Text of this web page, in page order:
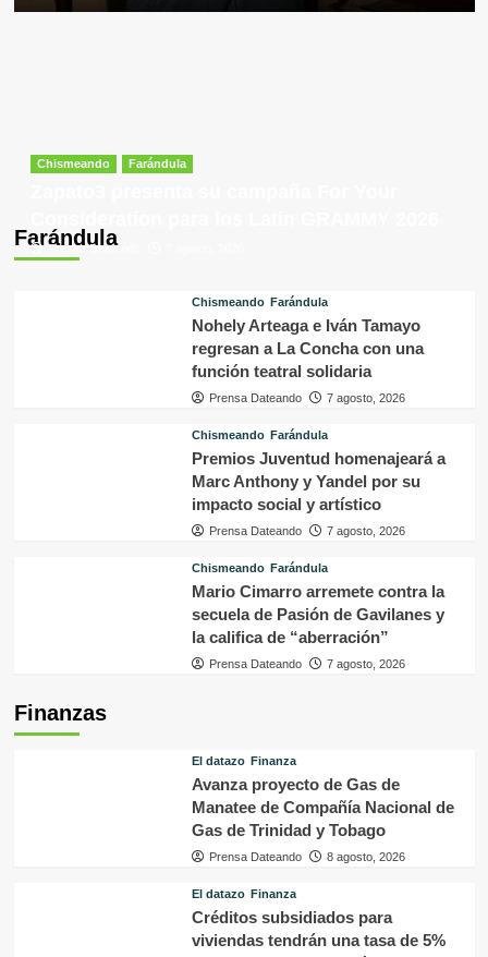
Farándula
Chismeando Farándula
Prensa Dateando
Chismeando Farándula
Nohely Arteaga e Iván Tamayo
regresan a La Concha con una
función teatral solidaria
Prensa Dateando 7 agosto, 2026
Chismeando Farándula
Premios Juventud homenajeará a
Marc Anthony y Yandel por su
impacto social y artístico
Prensa Dateando 7 agosto, 2026
Chismeando Farándula
Mario Cimarro arremete contra la
secuela de Pasión de Gavilanes y
la califica de “aberración”
Prensa Dateando 7 agosto, 2026
Finanzas
El datazo Finanza
Avanza proyecto de Gas de
Manatee de Compañía Nacional de
Gas de Trinidad y Tobago
Prensa Dateando 8 agosto, 2026
El datazo Finanza
Créditos subsidiados para
viviendas tendrán una tasa de 5%